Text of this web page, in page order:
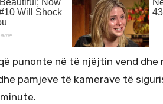
punonte në të njëjtin vend dhe
pamjeve të kamerave të